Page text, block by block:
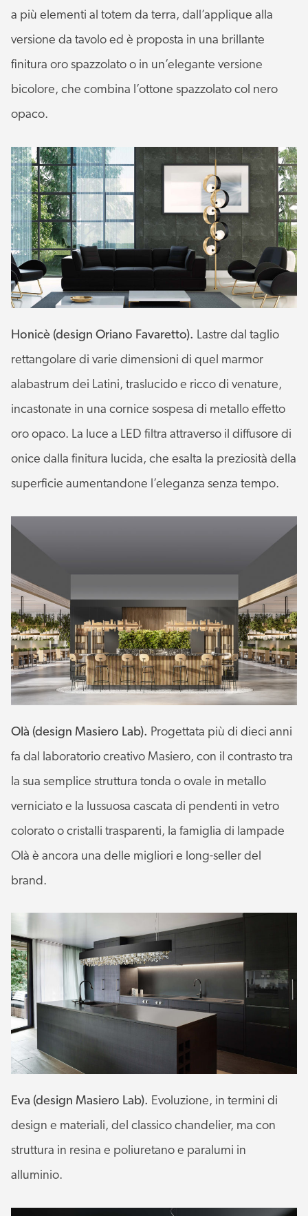
a più elementi al totem da terra, dall’applique alla
versione da tavolo ed è proposta in una brillante
finitura oro spazzolato o in un’elegante versione
bicolore, che combina l’ottone spazzolato col nero
opaco.
Honicè (design Oriano Favaretto). Lastre dal taglio
rettangolare di varie dimensioni di quel marmor
alabastrum dei Latini, traslucido e ricco di venature,
incastonate in una cornice sospesa di metallo effetto
oro opaco. La luce a LED filtra attraverso il diffusore di
onice dalla finitura lucida, che esalta la preziosità della
superficie aumentandone l’eleganza senza tempo.
Olà (design Masiero Lab). Progettata più di dieci anni
fa dal laboratorio creativo Masiero, con il contrasto tra
la sua semplice struttura tonda o ovale in metallo
verniciato e la lussuosa cascata di pendenti in vetro
colorato o cristalli trasparenti, la famiglia di lampade
Olà è ancora una delle migliori e long-seller del
brand.
Eva (design Masiero Lab). Evoluzione, in termini di
design e materiali, del classico chandelier, ma con
struttura in resina e poliuretano e paralumi in
alluminio.